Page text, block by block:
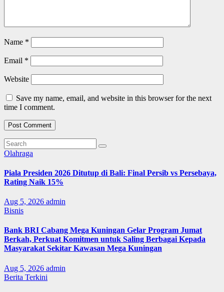
Name *
Email *
Website
Save my name, email, and website in this browser for the next
time I comment.
Olahraga
Piala Presiden 2026 Ditutup di Bali: Final Persib vs Persebaya,
Rating Naik 15%
Aug 5, 2026 admin
Bisnis
Bank BRI Cabang Mega Kuningan Gelar Program Jumat
Berkah, Perkuat Komitmen untuk Saling Berbagai Kepada
Masyarakat Sekitar Kawasan Mega Kuningan
Aug 5, 2026 admin
Berita Terkini